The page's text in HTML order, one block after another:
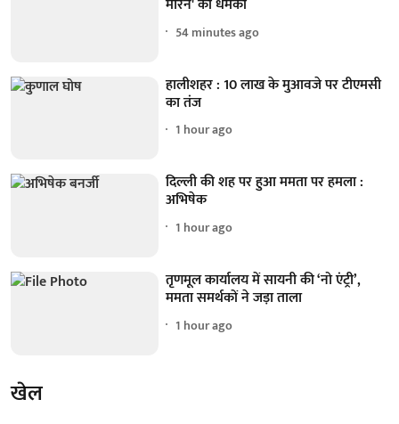
मारने' की धमकी
54 minutes ago
हालीशहर : 10 लाख के मुआवजे पर टीएमसी
का तंज
1 hour ago
दिल्ली की शह पर हुआ ममता पर हमला :
अभिषेक
1 hour ago
तृणमूल कार्यालय में सायनी की ‘नो एंट्री’,
ममता समर्थकों ने जड़ा ताला
1 hour ago
खेल